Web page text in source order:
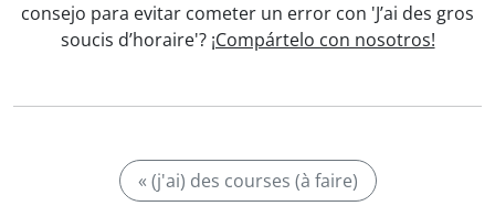
consejo para evitar cometer un error con 'J’ai des gros
soucis d’horaire'? ¡Compártelo con nosotros!
« (j'ai) des courses (à faire)